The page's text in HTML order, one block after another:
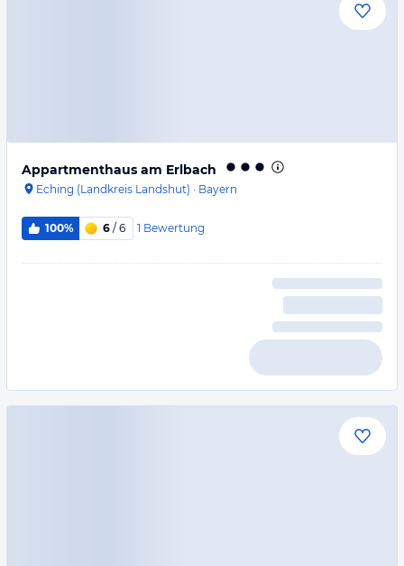
Appartmenthaus am Erlbach
Eching (Landkreis Landshut) · Bayern
100% 6 / 6 1 Bewertung